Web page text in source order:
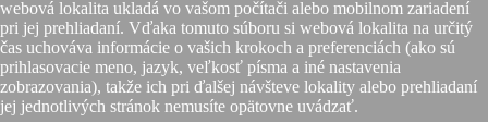
webová lokalita ukladá vo vašom počítači alebo mobilnom zariadení
pri jej prehliadaní. Vďaka tomuto súboru si webová lokalita na určitý
čas uchováva informácie o vašich krokoch a preferenciách (ako sú
prihlasovacie meno, jazyk, veľkosť písma a iné nastavenia
zobrazovania), takže ich pri ďalšej návšteve lokality alebo prehliadaní
jej jednotlivých stránok nemusíte opätovne uvádzať.